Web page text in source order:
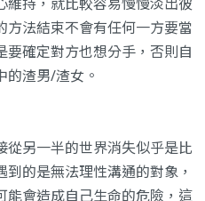
方法結束不會有任何一方要當
要確定對方也想分手，否則自
的渣男/渣女。
從另一半的世界消失似乎是比
的是無法理性溝通的對象，
能會造成自己生命的危險，這